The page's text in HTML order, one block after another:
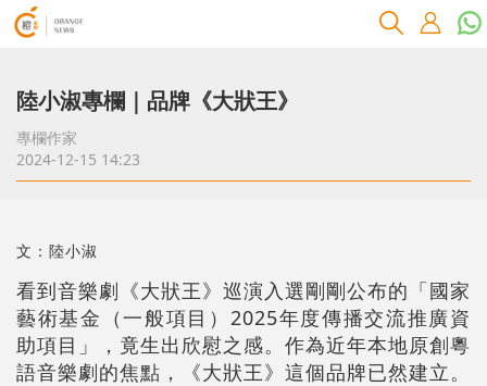
陸小淑專欄｜品牌《大狀王》
專欄作家
2024-12-15 14:23
文：陸小淑
看到音樂劇《大狀王》巡演入選剛剛公布的「國家
藝術基金（一般項目）2025年度傳播交流推廣資
助項目」，竟生出欣慰之感。作為近年本地原創粵
語音樂劇的焦點，《大狀王》這個品牌已然建立。